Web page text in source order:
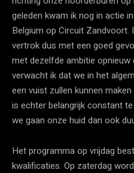
geleden kwam ik nog in actie
Belgium op Circuit Zandvoort.
vertrok dus met een goed
met dezelfde ambitie opnieuw
verwacht ik dat we in het
een vuist zullen kunnen
is echter belangrijk constant
we gaan onze huid dan ook
Het programma op vrijdag
kwalificaties. Op zaterdag